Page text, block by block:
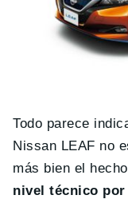
Todo parece
Nissan LEAF no
más bien el
nivel técnico